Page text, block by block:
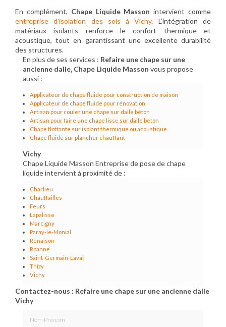
En complément, Chape Liquide Masson intervient comme
entreprise d’isolation des sols à Vichy. L’intégration de
matériaux isolants renforce le confort thermique et
acoustique, tout en garantissant une excellente durabilité
des structures.
En plus de ses services : Refaire une chape sur une
ancienne dalle, Chape Liquide Masson vous propose
aussi :
Applicateur de chape fluide pour construction de maison
Applicateur de chape fluide pour rénovation
Artisan pour couler une chape sur dalle béton
Artisan pour faire une chape lisse sur dalle béton
Chape flottante sur isolant thermique ou acoustique
Chape fluide sur plancher chauffant
Vichy
Chape Liquide Masson Entreprise de pose de chape
liquide intervient à proximité de :
Charlieu
Chauffailles
Feurs
Lapalisse
Marcigny
Paray-le-Monial
Renaison
Roanne
Saint-Germain-Laval
Thizy
Vichy
Contactez-nous : Refaire une chape sur une ancienne dalle
Vichy